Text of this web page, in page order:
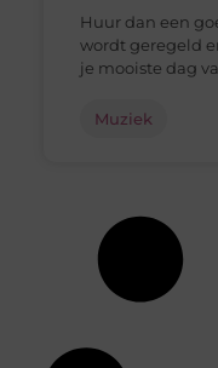
Huur dan een
wordt geregeld
je mooiste dag
Muziek